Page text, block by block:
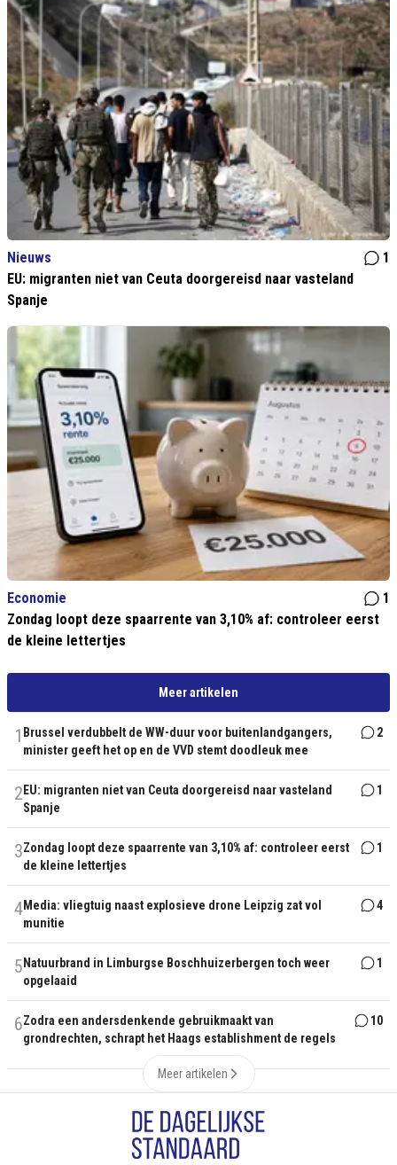
Nieuws
1
EU: migranten niet van Ceuta doorgereisd naar vasteland
Spanje
Economie
1
Zondag loopt deze spaarrente van 3,10% af: controleer eerst
de kleine lettertjes
Meer artikelen
1 Brussel verdubbelt de WW-duur voor buitenlandgangers,
minister geeft het op en de VVD stemt doodleuk mee
2
2 EU: migranten niet van Ceuta doorgereisd naar vasteland
Spanje
1
3Zondag loopt deze spaarrente van 3,10% af: controleer eerst
de kleine lettertjes
1
4Media: vliegtuig naast explosieve drone Leipzig zat vol
munitie
4
5 Natuurbrand in Limburgse Boschhuizerbergen toch weer
opgelaaid
1
6Zodra een andersdenkende gebruikmaakt van
grondrechten, schrapt het Haags establishment de regels
10
Meer artikelen